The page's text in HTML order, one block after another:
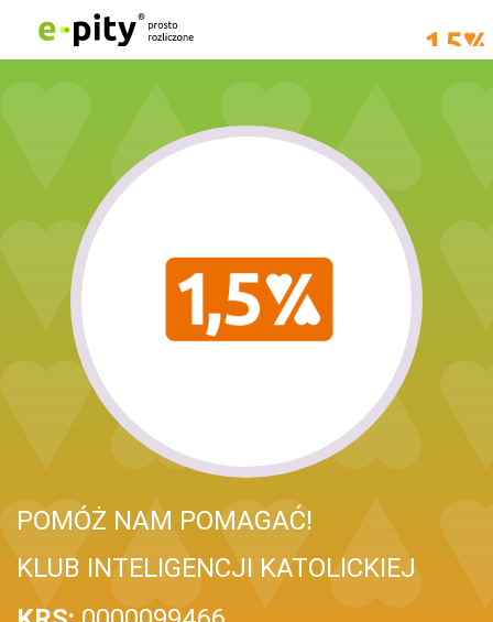
POMÓŻ NAM POMAGAĆ!
KLUB INTELIGENCJI KATOLICKIEJ